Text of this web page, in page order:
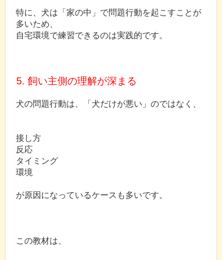
特に、犬は「家の中」で問題行動を起こすことが
多いため、
自宅環境で練習できるのは実践的です。
5. 飼い主側の理解が深まる
犬の問題行動は、「犬だけが悪い」のではなく、
接し方
反応
タイミング
環境
が原因になっているケースも多いです。
この教材は、